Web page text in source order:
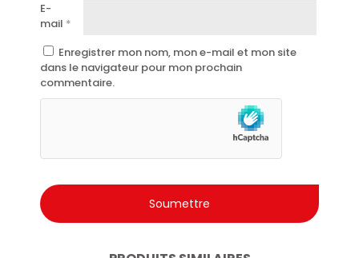
E-
mail *
Enregistrer mon nom, mon e-mail et mon site
dans le navigateur pour mon prochain
commentaire.